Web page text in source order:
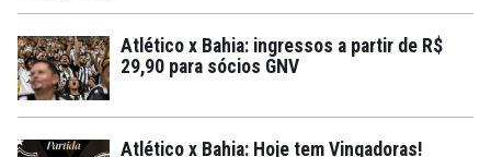
Atlético x Bahia: ingressos a partir de R$
29,90 para sócios GNV
Atlético x Bahia: Hoje tem Vingadoras!